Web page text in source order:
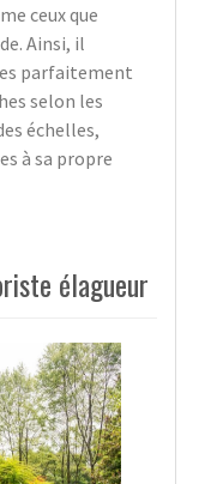
ceux que
Ainsi, il
parfaitement
selon les
échelles,
à sa propre
élagueur